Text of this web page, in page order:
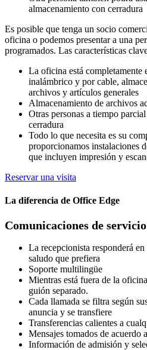
almacenamiento con cerradura
Es posible que tenga un socio
oficina o podemos presentar a una
programados. Las características
La oficina está completamente
inalámbrico y por cable,
archivos y artículos generales
Almacenamiento de archivos
Otras personas a tiempo
cerradura
Todo lo que necesita es su
proporcionamos instalaciones
que incluyen impresión y
Reservar una visita
La diferencia de Office Edge
Comunicaciones de
La recepcionista responderá
saludo que prefiera
Soporte multilingüe
Mientras está fuera de la
guión separado.
Cada llamada se filtra según
anuncia y se transfiere
Transferencias calientes a
Mensajes tomados de acuerdo
Información de admisión y